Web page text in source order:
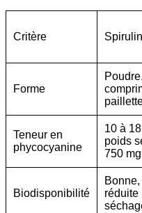
Critère
Forme
Poudre,
Teneur en
phycocyanine
10 à
poids
750
Biodisponibilité
réduite